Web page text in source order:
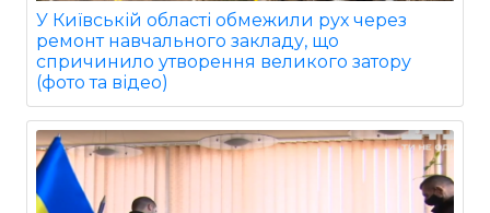
У Київській області обмежили рух через
ремонт навчального закладу, що
спричинило утворення великого затору
(фото та відео)